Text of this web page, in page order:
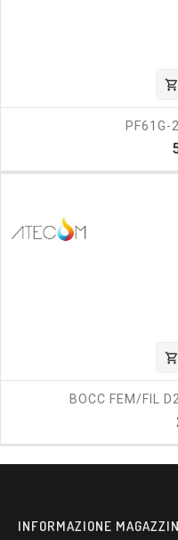
shopping_cart
PF61G-
shopping_cart
BOCC FEM/FIL
INFORMAZIONE